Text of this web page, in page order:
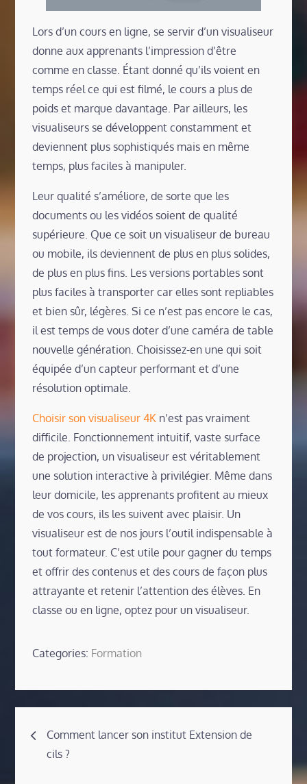
Lors d’un cours en ligne, se servir d’un visualiseur
donne aux apprenants l’impression d’être
comme en classe. Étant donné qu’ils voient en
temps réel ce qui est filmé, le cours a plus de
poids et marque davantage. Par ailleurs, les
visualiseurs se développent constamment et
deviennent plus sophistiqués mais en même
temps, plus faciles à manipuler.
Leur qualité s’améliore, de sorte que les
documents ou les vidéos soient de qualité
supérieure. Que ce soit un visualiseur de bureau
ou mobile, ils deviennent de plus en plus solides,
de plus en plus fins. Les versions portables sont
plus faciles à transporter car elles sont repliables
et bien sûr, légères. Si ce n’est pas encore le cas,
il est temps de vous doter d’une caméra de table
nouvelle génération. Choisissez-en une qui soit
équipée d’un capteur performant et d’une
résolution optimale.
Choisir son visualiseur 4K n’est pas vraiment
difficile. Fonctionnement intuitif, vaste surface
de projection, un visualiseur est véritablement
une solution interactive à privilégier. Même dans
leur domicile, les apprenants profitent au mieux
de vos cours, ils les suivent avec plaisir. Un
visualiseur est de nos jours l’outil indispensable à
tout formateur. C’est utile pour gagner du temps
et offrir des contenus et des cours de façon plus
attrayante et retenir l’attention des élèves. En
classe ou en ligne, optez pour un visualiseur.
Categories: Formation
Navigation
Comment lancer son institut Extension de
cils ?